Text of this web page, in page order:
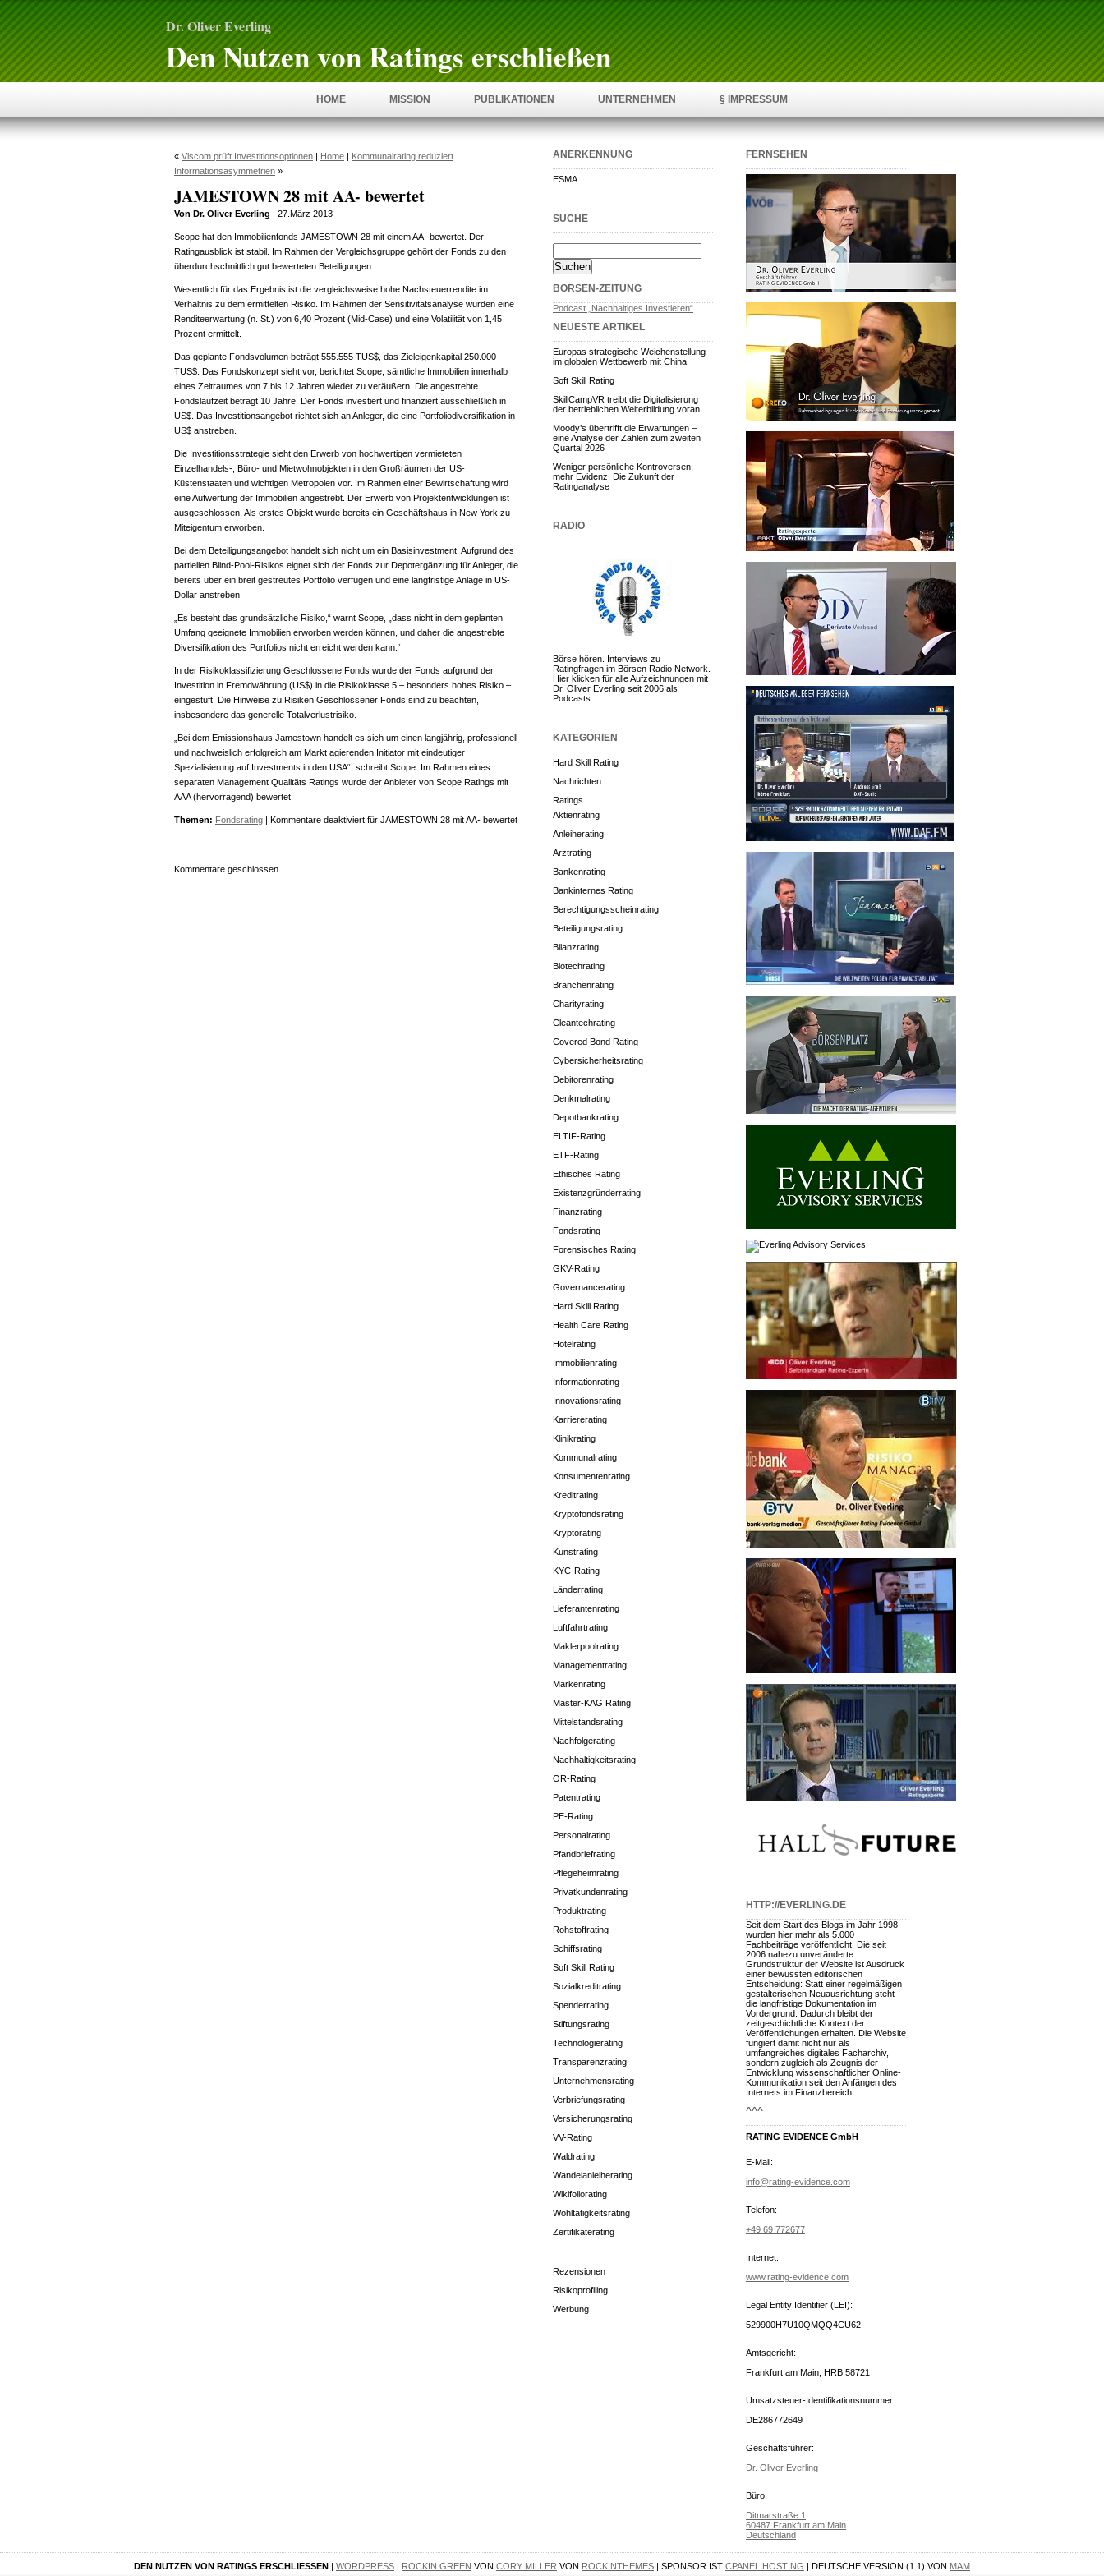
Dr. Oliver Everling
Den Nutzen von Ratings erschließen
HOME MISSION PUBLIKATIONEN UNTERNEHMEN § IMPRESSUM
« Viscom prüft Investitionsoptionen | Home | Kommunalrating reduziert
Informationsasymmetrien »
JAMESTOWN 28 mit AA- bewertet
Von Dr. Oliver Everling | 27.März 2013
Scope hat den Immobilienfonds JAMESTOWN 28 mit einem AA- bewertet. Der
Ratingausblick ist stabil. Im Rahmen der Vergleichsgruppe gehört der Fonds zu den
überdurchschnittlich gut bewerteten Beteiligungen.
Wesentlich für das Ergebnis ist die vergleichsweise hohe Nachsteuerrendite im
Verhältnis zu dem ermittelten Risiko. Im Rahmen der Sensitivitätsanalyse wurden eine
Renditeerwartung (n. St.) von 6,40 Prozent (Mid-Case) und eine Volatilität von 1,45
Prozent ermittelt.
Das geplante Fondsvolumen beträgt 555.555 TUS$, das Zieleigenkapital 250.000
TUS$. Das Fondskonzept sieht vor, berichtet Scope, sämtliche Immobilien innerhalb
eines Zeitraumes von 7 bis 12 Jahren wieder zu veräußern. Die angestrebte
Fondslaufzeit beträgt 10 Jahre. Der Fonds investiert und finanziert ausschließlich in
US$. Das Investitionsangebot richtet sich an Anleger, die eine Portfoliodiversifikation in
US$ anstreben.
Die Investitionsstrategie sieht den Erwerb von hochwertigen vermieteten
Einzelhandels-, Büro- und Mietwohnobjekten in den Großräumen der US-
Küstenstaaten und wichtigen Metropolen vor. Im Rahmen einer Bewirtschaftung wird
eine Aufwertung der Immobilien angestrebt. Der Erwerb von Projektentwicklungen ist
ausgeschlossen. Als erstes Objekt wurde bereits ein Geschäftshaus in New York zu
Miteigentum erworben.
Bei dem Beteiligungsangebot handelt sich nicht um ein Basisinvestment. Aufgrund des
partiellen Blind-Pool-Risikos eignet sich der Fonds zur Depotergänzung für Anleger, die
bereits über ein breit gestreutes Portfolio verfügen und eine langfristige Anlage in US-
Dollar anstreben.
„Es besteht das grundsätzliche Risiko,“ warnt Scope, „dass nicht in dem geplanten
Umfang geeignete Immobilien erworben werden können, und daher die angestrebte
Diversifikation des Portfolios nicht erreicht werden kann.“
In der Risikoklassifizierung Geschlossene Fonds wurde der Fonds aufgrund der
Investition in Fremdwährung (US$) in die Risikoklasse 5 – besonders hohes Risiko –
eingestuft. Die Hinweise zu Risiken Geschlossener Fonds sind zu beachten,
insbesondere das generelle Totalverlustrisiko.
„Bei dem Emissionshaus Jamestown handelt es sich um einen langjährig, professionell
und nachweislich erfolgreich am Markt agierenden Initiator mit eindeutiger
Spezialisierung auf Investments in den USA“, schreibt Scope. Im Rahmen eines
separaten Management Qualitäts Ratings wurde der Anbieter von Scope Ratings mit
AAA (hervorragend) bewertet.
Themen: Fondsrating | Kommentare deaktiviert für JAMESTOWN 28 mit AA- bewertet
Kommentare geschlossen.
ANERKENNUNG
ESMA
SUCHE
BÖRSEN-ZEITUNG
Podcast „Nachhaltiges Investieren“
NEUESTE ARTIKEL
Europas strategische Weichenstellung
im globalen Wettbewerb mit China
Soft Skill Rating
SkillCampVR treibt die Digitalisierung
der betrieblichen Weiterbildung voran
Moody’s übertrifft die Erwartungen –
eine Analyse der Zahlen zum zweiten
Quartal 2026
Weniger persönliche Kontroversen,
mehr Evidenz: Die Zukunft der
Ratinganalyse
RADIO
Börse hören. Interviews zu
Ratingfragen im Börsen Radio Network.
Hier klicken für alle Aufzeichnungen mit
Dr. Oliver Everling seit 2006 als
Podcasts.
KATEGORIEN
Hard Skill Rating
Nachrichten
Ratings
Aktienrating
Anleiherating
Arztrating
Bankenrating
Bankinternes Rating
Berechtigungsscheinrating
Beteiligungsrating
Bilanzrating
Biotechrating
Branchenrating
Charityrating
Cleantechrating
Covered Bond Rating
Cybersicherheitsrating
Debitorenrating
Denkmalrating
Depotbankrating
ELTIF-Rating
ETF-Rating
Ethisches Rating
Existenzgründerrating
Finanzrating
Fondsrating
Forensisches Rating
GKV-Rating
Governancerating
Hard Skill Rating
Health Care Rating
Hotelrating
Immobilienrating
Informationrating
Innovationsrating
Karriererating
Klinikrating
Kommunalrating
Konsumentenrating
Kreditrating
Kryptofondsrating
Kryptorating
Kunstrating
KYC-Rating
Länderrating
Lieferantenrating
Luftfahrtrating
Maklerpoolrating
Managementrating
Markenrating
Master-KAG Rating
Mittelstandsrating
Nachfolgerating
Nachhaltigkeitsrating
OR-Rating
Patentrating
PE-Rating
Personalrating
Pfandbriefrating
Pflegeheimrating
Privatkundenrating
Produktrating
Rohstoffrating
Schiffsrating
Soft Skill Rating
Sozialkreditrating
Spenderrating
Stiftungsrating
Technologierating
Transparenzrating
Unternehmensrating
Verbriefungsrating
Versicherungsrating
VV-Rating
Waldrating
Wandelanleiherating
Wikifoliorating
Wohltätigkeitsrating
Zertifikaterating
Rezensionen
Risikoprofiling
Werbung
FERNSEHEN
HTTP://EVERLING.DE
Seit dem Start des Blogs im Jahr 1998
wurden hier mehr als 5.000
Fachbeiträge veröffentlicht. Die seit
2006 nahezu unveränderte
Grundstruktur der Website ist Ausdruck
einer bewussten editorischen
Entscheidung: Statt einer regelmäßigen
gestalterischen Neuausrichtung steht
die langfristige Dokumentation im
Vordergrund. Dadurch bleibt der
zeitgeschichtliche Kontext der
Veröffentlichungen erhalten. Die Website
fungiert damit nicht nur als
umfangreiches digitales Facharchiv,
sondern zugleich als Zeugnis der
Entwicklung wissenschaftlicher Online-
Kommunikation seit den Anfängen des
Internets im Finanzbereich.
^^^
RATING EVIDENCE GmbH
E-Mail:
info@rating-evidence.com
Telefon:
+49 69 772677
Internet:
www.rating-evidence.com
Legal Entity Identifier (LEI):
529900H7U10QMQQ4CU62
Amtsgericht:
Frankfurt am Main, HRB 58721
Umsatzsteuer-Identifikationsnummer:
DE286772649
Geschäftsführer:
Dr. Oliver Everling
Büro:
Ditmarstraße 1
60487 Frankfurt am Main
Deutschland
DEN NUTZEN VON RATINGS ERSCHLIESSEN | WORDPRESS | ROCKIN GREEN VON CORY MILLER VON ROCKINTHEMES | SPONSOR IST CPANEL HOSTING | DEUTSCHE VERSION (1.1) VON MAM